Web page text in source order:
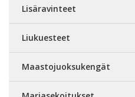
Lisäravinteet
Liukuesteet
Maastojuoksukengät